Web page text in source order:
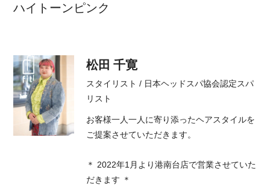
ハイトーンピンク
松田 千寛
スタイリスト / 日本ヘッドスパ協会認定スパ
リスト
お客様一人一人に寄り添ったヘアスタイルを
ご提案させていただきます。
＊ 2022年1月より港南台店で営業させていた
だきます ＊